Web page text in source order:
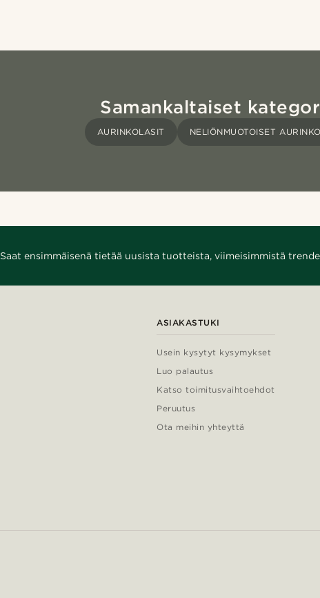
Samankaltaiset
AURINKOLASIT NELIÖNMUOTOISET
Saat ensimmäisenä tietää uusista tuotteista, viimeisimmistä
ASIAKASTUKI
Usein kysytyt kysymykset
Luo palautus
Katso toimitusvaihtoehdot
Peruutus
Ota meihin yhteyttä